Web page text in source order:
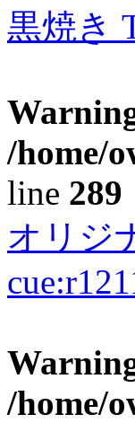
黒焼き
/home/
line 289
オリジ
/home/